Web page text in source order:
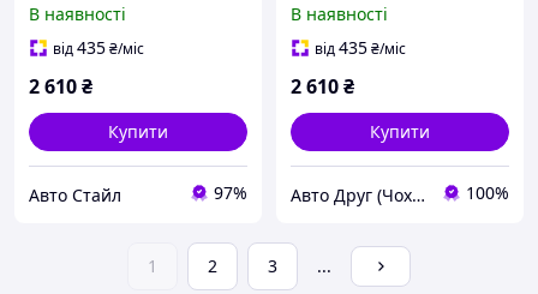
2.0L/ {двигун і КПП} Titan
В наявності
від435₴/міс
2 610₴
Купити
Авто Стайл 97%
2.0L/ двигун і КПП
В наявності
від435₴/міс
2 610₴
Купити
Авто Друг (Чохли, захист картера, килими) 100%
1 2 3 ...